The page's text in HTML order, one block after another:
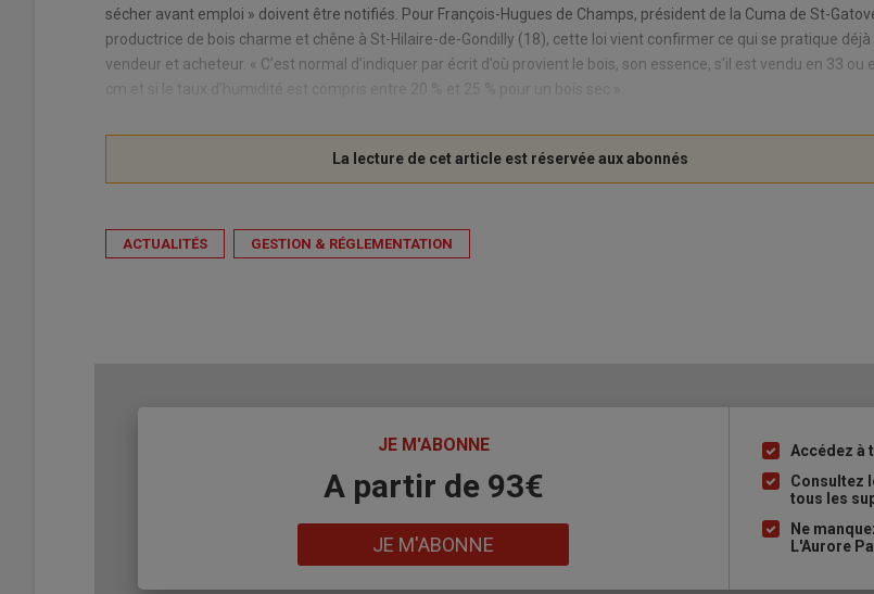
sécher avant emploi » doivent être notifiés. Pour François-Hugues de Champs, président de la Cuma de St-
productrice de bois charme et chêne à St-Hilaire-de-Gondilly (18), cette loi vient confirmer ce qui se pratique
vendeur et acheteur. « C’est normal d’indiquer par écrit d’où provient le bois, son essence, s’il est vendu en 33 ou
cm et si le taux d’humidité est compris entre 20 % et 25 % pour un bois sec ».
ACTUALITÉS GESTION & RÉGLEMENTATION
JE M'ABONNE
A partir de 93€
JE M'ABONNE
Liste
à
puce
Accédez à
Consultez
tous les
Ne
L'Aurore